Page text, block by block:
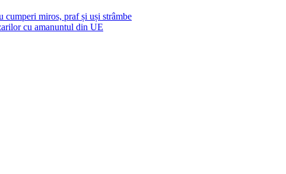
cumperi miros, praf și uși strâmbe
cu amanuntul din UE